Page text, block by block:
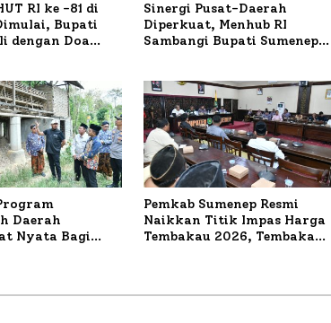
RI ke -81 di
Bupati
dengan Doa
Sinergi Pusat-Daerah
Diperkuat, Menhub RI
Sambangi Bupati Sumenep
Daerah
Nyata Bagi
Bataal Timur
Pemkab Sumenep Resmi
Naikkan Titik Impas Harga
Tembakau 2026, Tembakau